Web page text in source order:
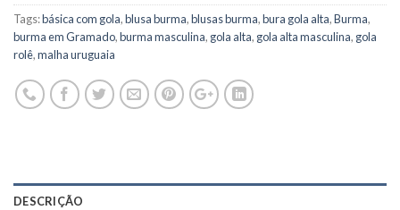
Tags:básica com gola,blusa burma,blusas burma,bura gola alta,Burma,
burma em Gramado,burma masculina, gola alta, gola alta masculina, gola
rolê,malha uruguaia
DESCRIÇÃO